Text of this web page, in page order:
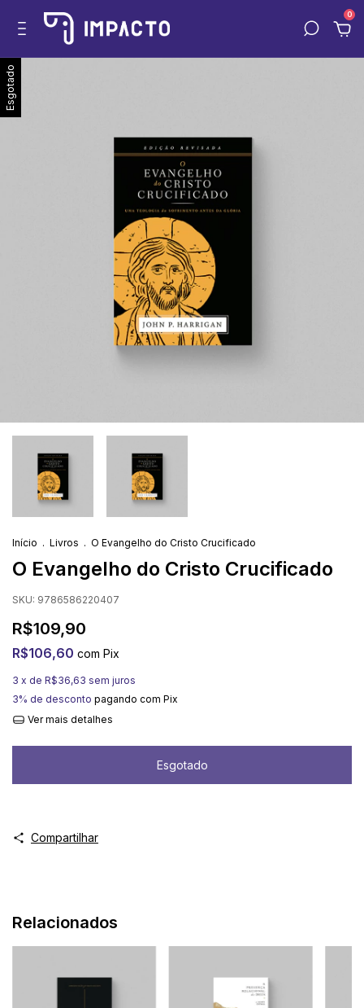
0
Esgotado
Início . Livros . O Evangelho do Cristo Crucificado
O Evangelho do Cristo Crucificado
SKU: 9786586220407
R$109,90
R$106,60 com Pix
3 x de R$36,63 sem juros
3% de desconto pagando com Pix
Ver mais detalhes
Compartilhar
Relacionados